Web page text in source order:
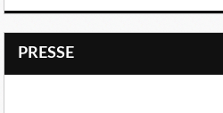
PRESSE